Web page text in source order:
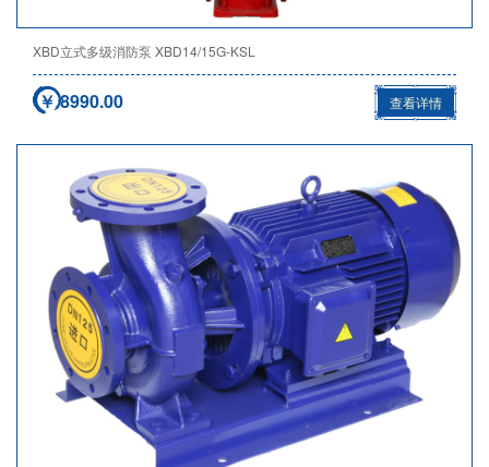
XBD立式多级消防泵 XBD14/15G-KSL
￥ 8990.00 查看详情